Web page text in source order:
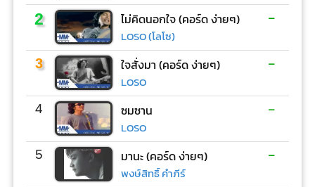
2 ไม่คิดนอกใจ (คอร์ด ง่ายๆ)
LOSO (โลโซ)
-
3 ใจสั่งมา (คอร์ด ง่ายๆ)
LOSO
-
4 ซมซาน
LOSO
-
5 มานะ (คอร์ด ง่ายๆ)
พงษ์สิทธิ์ คำภีร์
-